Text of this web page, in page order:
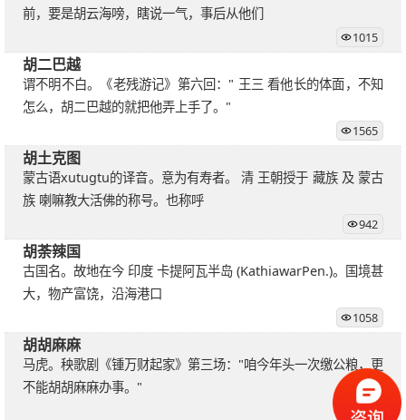
前，要是胡云海嗙，瞎说一气，事后从他们
1015
胡二巴越
谓不明不白。《老残游记》第六回：" 王三 看他长的体面，不知
怎么，胡二巴越的就把他弄上手了。"
1565
胡土克图
蒙古语xutugtu的译音。意为有寿者。 清 王朝授于 藏族 及 蒙古
族 喇嘛教大活佛的称号。也称呼
942
胡荼辣国
古国名。故地在今 印度 卡提阿瓦半岛 (KathiawarPen.)。国境甚
大，物产富饶，沿海港口
1058
胡胡麻麻
马虎。秧歌剧《锺万财起家》第三场："咱今年头一次缴公粮，更
不能胡胡麻麻办事。"
1659